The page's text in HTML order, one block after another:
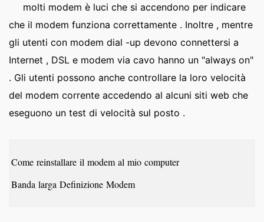
molti modem è luci che si accendono per indicare
che il modem funziona correttamente . Inoltre , mentre
gli utenti con modem dial -up devono connettersi a
Internet , DSL e modem via cavo hanno un "always on"
. Gli utenti possono anche controllare la loro velocità
del modem corrente accedendo al alcuni siti web che
eseguono un test di velocità sul posto .
Come reinstallare il modem al mio computer
Banda larga Definizione Modem